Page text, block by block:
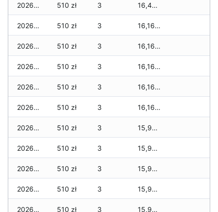
2026-06-27 510 zł 3 16,479 zł
2026-06-26 510 zł 3 16,169 zł
2026-06-25 510 zł 3 16,169 zł
2026-06-24 510 zł 3 16,169 zł
2026-06-23 510 zł 3 16,169 zł
2026-06-22 510 zł 3 16,169 zł
2026-06-21 510 zł 3 15,969 zł
2026-06-20 510 zł 3 15,969 zł
2026-06-19 510 zł 3 15,969 zł
2026-06-18 510 zł 3 15,969 zł
2026-06-17 510 zł 3 15,969 zł